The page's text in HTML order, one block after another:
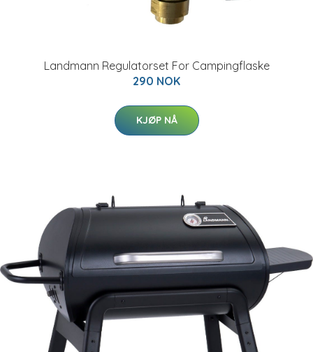
Landmann Regulatorset For Campingflaske
290 NOK
KJØP NÅ